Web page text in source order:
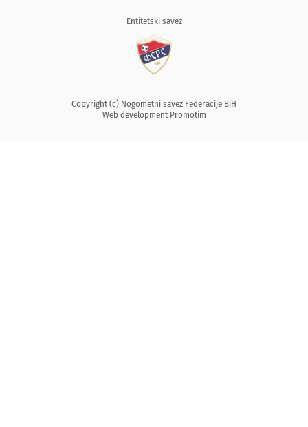
Entitetski savez
Copyright (c) Nogometni savez Federacije BiH
Web development Promotim